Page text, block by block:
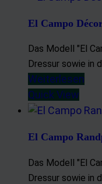
El Campo
Das Modell "El
Dressur sowie in
Weiterlesen
Quick View
El Campo
Das Modell "El
Dressur sowie in